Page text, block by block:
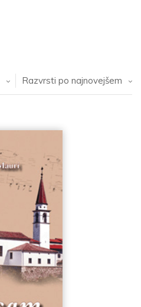
Razvrsti po najnovejšem